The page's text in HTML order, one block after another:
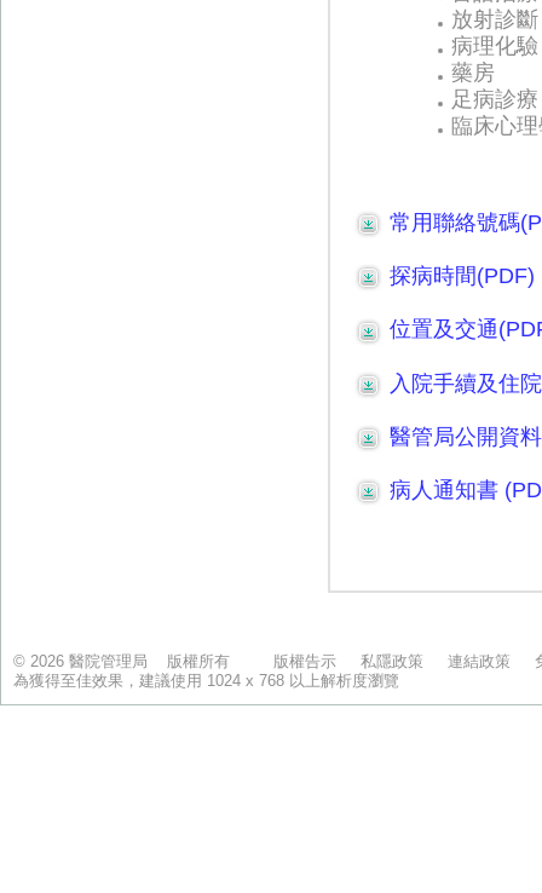
© 2026 醫院管理局 版權所有 版權告示 私隱政策 連結政策
為獲得至佳效果，建議使用 1024 x 768 以上解析度瀏覽